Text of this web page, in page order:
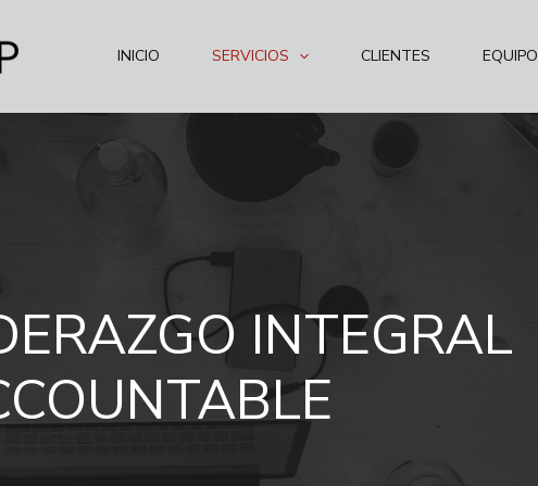
INICIO SERVICIOS CLIENTES EQUIPO
INTEGRAL